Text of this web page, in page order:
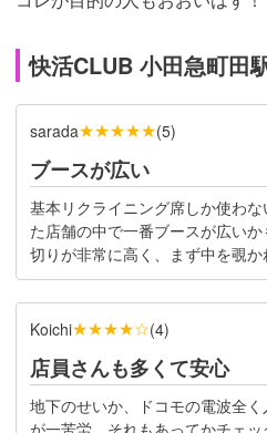
快活CLUB 小田急町田
sarada★★★★★(5)
ブースが広い
基本リクライニング席しか使わ
た店舗の中で一番ブースが広いか
切りが非常に高く、まず中を覗か
Koichi★★★★☆(4)
店員さんも多くて安心
地下のせいか、ドコモの電波全